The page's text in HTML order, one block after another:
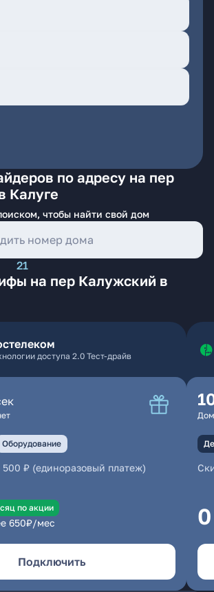
по адресу на пер
Калуге
чтобы найти свой дом
21
на пер Калужский в
доступа 2.0 Тест-драйв
Оборудование
500 ₽ (единоразовый платеж)
по акции
650₽/мес
Подключить
0